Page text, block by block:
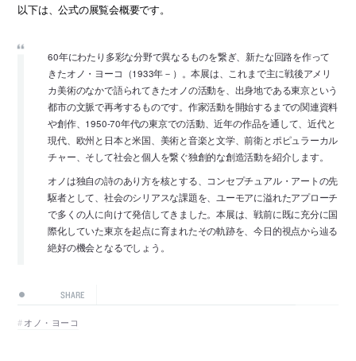
以下は、公式の展覧会概要です。
60年にわたり多彩な分野で異なるものを繋ぎ、新たな回路を作って
きたオノ・ヨーコ（1933年－）。本展は、これまで主に戦後アメリ
カ美術のなかで語られてきたオノの活動を、出身地である東京という
都市の文脈で再考するものです。作家活動を開始するまでの関連資料
や創作、1950-70年代の東京での活動、近年の作品を通して、近代と
現代、欧州と日本と米国、美術と音楽と文学、前衛とポピュラーカル
チャー、そして社会と個人を繋ぐ独創的な創造活動を紹介します。
オノは独自の詩のあり方を核とする、コンセプチュアル・アートの先
駆者として、社会のシリアスな課題を、ユーモアに溢れたアプローチ
で多くの人に向けて発信してきました。本展は、戦前に既に充分に国
際化していた東京を起点に育まれたその軌跡を、今日的視点から辿る
絶好の機会となるでしょう。
SHARE
オノ・ヨーコ